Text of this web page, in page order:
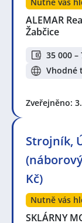
Nutně vás
ALEMAR
Žabčice
35 000 –
Vhodné
Zveřejněno:
Strojník,
Kč)
Nutně vás
SKLÁRNY